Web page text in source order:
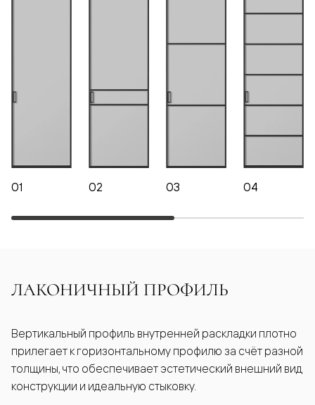
01 02 03 04
ЛАКОНИЧНЫЙ ПРОФИЛЬ
Вертикальный профиль внутренней раскладки плотно
прилегает к горизонтальному профилю за счёт разной
толщины, что обеспечивает эстетический внешний вид
конструкции и идеальную стыковку.